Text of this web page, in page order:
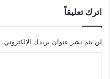
اترك تعليقاً
لن يتم نشر عنوان بريدك الإلكتروني.